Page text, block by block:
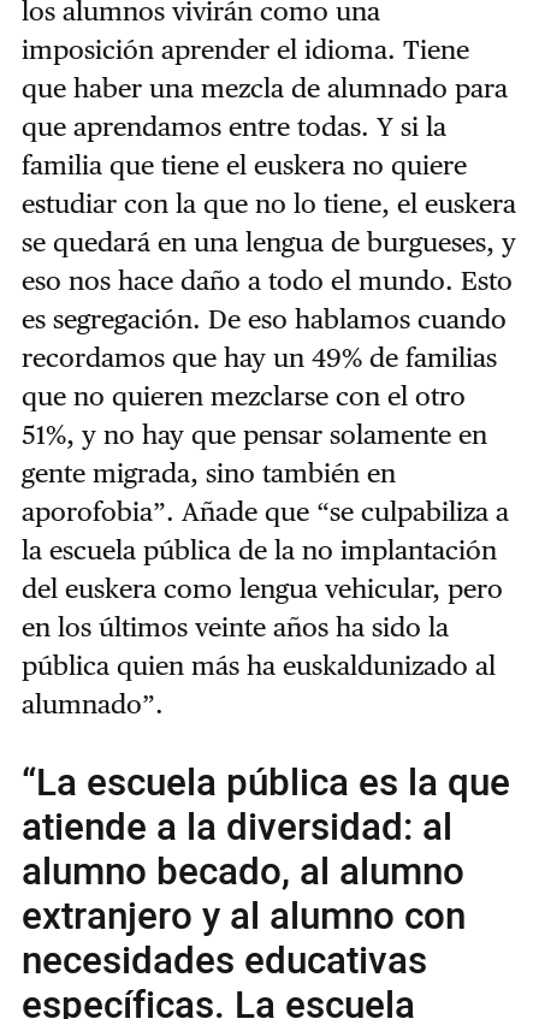
los alumnos vivirán como una
imposición aprender el idioma. Tiene
que haber una mezcla de alumnado para
que aprendamos entre todas. Y si la
familia que tiene el euskera no quiere
estudiar con la que no lo tiene, el euskera
se quedará en una lengua de burgueses, y
eso nos hace daño a todo el mundo. Esto
es segregación. De eso hablamos cuando
recordamos que hay un 49% de familias
que no quieren mezclarse con el otro
51%, y no hay que pensar solamente en
gente migrada, sino también en
aporofobia”. Añade que “se culpabiliza a
la escuela pública de la no implantación
del euskera como lengua vehicular, pero
en los últimos veinte años ha sido la
pública quien más ha euskaldunizado al
alumnado”.
“La escuela pública es la que
atiende a la diversidad: al
alumno becado, al alumno
extranjero y al alumno con
necesidades educativas
específicas. La escuela